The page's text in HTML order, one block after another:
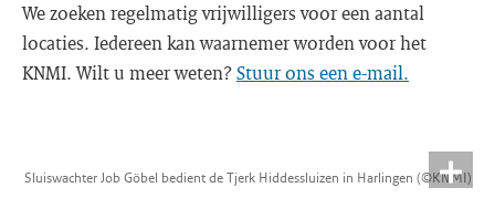
We zoeken regelmatig vrijwilligers voor een aantal
locaties. Iedereen kan waarnemer worden voor het
KNMI. Wilt u meer weten?Stuur ons een e-mail.
Sluiswachter Job Göbel bedient de Tjerk Hiddessluizen in Harlingen (©KNMI)